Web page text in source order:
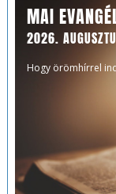
MAI
2026.
Hogy örömhírrel